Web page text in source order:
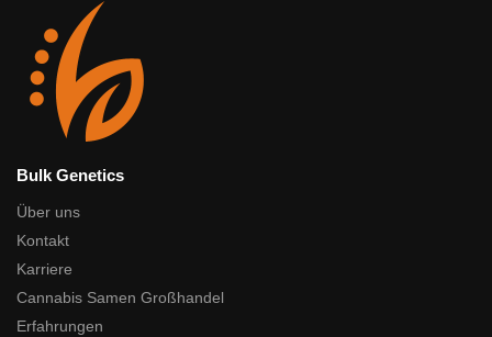
Bulk Genetics
Über uns
Kontakt
Karriere
Cannabis Samen Großhandel
Erfahrungen